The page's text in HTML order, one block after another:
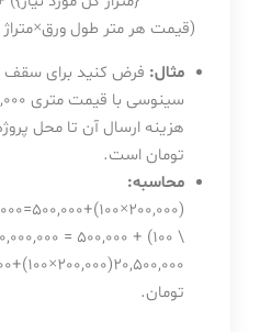
قیمت هر متر طول ورق ×متراژ کل
مثال:
هزینه ارسال آن تا محل پروژه
تومان است.
محاسبه:
20,500,000
(
200,000
×
100
)
+
,000
تومان.